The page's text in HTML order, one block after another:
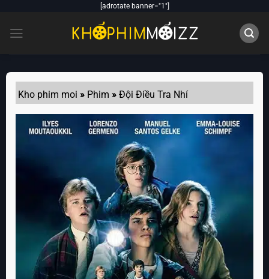
content
[adrotate banner="1"]
Kho phim moi » Phim »Đội Điều Tra Nhí